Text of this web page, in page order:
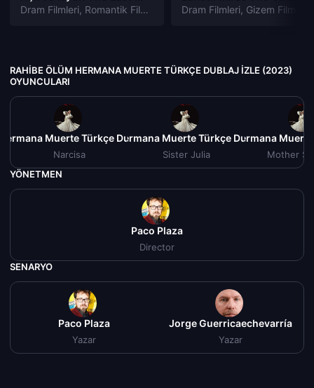
Dram Filmleri, Romantik Filmleri Dram Filmleri, Gizem Filmleri
RAHIBE ÖLÜM HERMANA MUERTE TÜRKÇE DUBLAJ IZLE (2023)
OYUNCULARI
Muerte Türkçe Dublaj izle (2023)
Narcisa
Rahibe Ölüm Hermana Muerte Türkçe Dublaj izle
Sister Julia
Rahibe Ölüm Hermana
Mother
YÖNETMEN
Paco Plaza
Director
SENARYO
Paco Plaza
Yazar
Jorge Guerricaechevarría
Yazar